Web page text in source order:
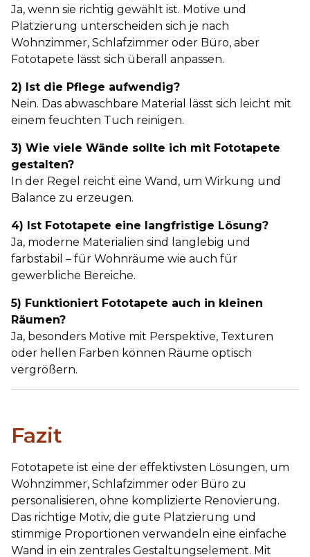
Ja, wenn sie richtig gewählt ist. Motive und
Platzierung unterscheiden sich je nach
Wohnzimmer, Schlafzimmer oder Büro, aber
Fototapete lässt sich überall anpassen.
2) Ist die Pflege aufwendig?
Nein. Das abwaschbare Material lässt sich leicht mit
einem feuchten Tuch reinigen.
3) Wie viele Wände sollte ich mit Fototapete
gestalten?
In der Regel reicht eine Wand, um Wirkung und
Balance zu erzeugen.
4) Ist Fototapete eine langfristige Lösung?
Ja, moderne Materialien sind langlebig und
farbstabil – für Wohnräume wie auch für
gewerbliche Bereiche.
5) Funktioniert Fototapete auch in kleinen
Räumen?
Ja, besonders Motive mit Perspektive, Texturen
oder hellen Farben können Räume optisch
vergrößern.
Fazit
Fototapete ist eine der effektivsten Lösungen, um
Wohnzimmer, Schlafzimmer oder Büro zu
personalisieren, ohne komplizierte Renovierung.
Das richtige Motiv, die gute Platzierung und
stimmige Proportionen verwandeln eine einfache
Wand in ein zentrales Gestaltungselement. Mit